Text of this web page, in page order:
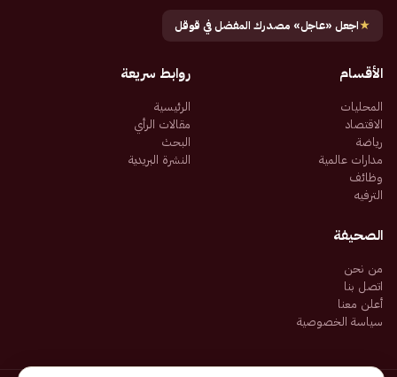
★اجعل «عاجل» مصدرك المفضل في قوقل
الأقسام
المحليات
الاقتصاد
رياضة
مدارات عالمية
وظائف
الترفيه
روابط سريعة
الرئيسية
مقالات الرأي
البحث
النشرة البريدية
الصحيفة
من نحن
اتصل بنا
أعلن معنا
سياسة الخصوصية